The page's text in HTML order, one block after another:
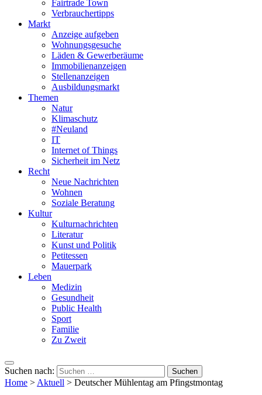
Fairtrade Town
Verbrauchertipps
Markt
Anzeige aufgeben
Wohnungsgesuche
Läden & Gewerberäume
Immobilienanzeigen
Stellenanzeigen
Ausbildungsmarkt
Themen
Natur
Klimaschutz
#Neuland
IT
Internet of Things
Sicherheit im Netz
Recht
Neue Nachrichten
Wohnen
Soziale Beratung
Kultur
Kulturnachrichten
Literatur
Kunst und Politik
Petitessen
Mauerpark
Leben
Medizin
Gesundheit
Public Health
Sport
Familie
Zu Zweit
Suchen nach:
Home >Aktuell > Deutscher Mühlentag am Pfingstmontag